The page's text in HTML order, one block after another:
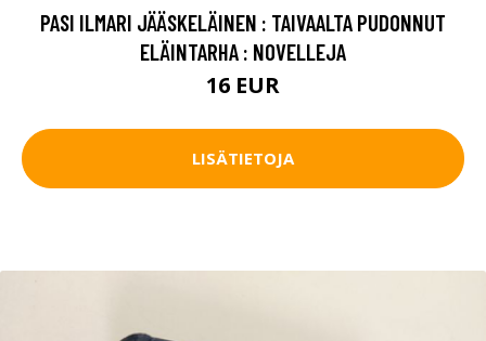
PASI ILMARI JÄÄSKELÄINEN : TAIVAALTA PUDONNUT
ELÄINTARHA : NOVELLEJA
16 EUR
LISÄTIETOJA